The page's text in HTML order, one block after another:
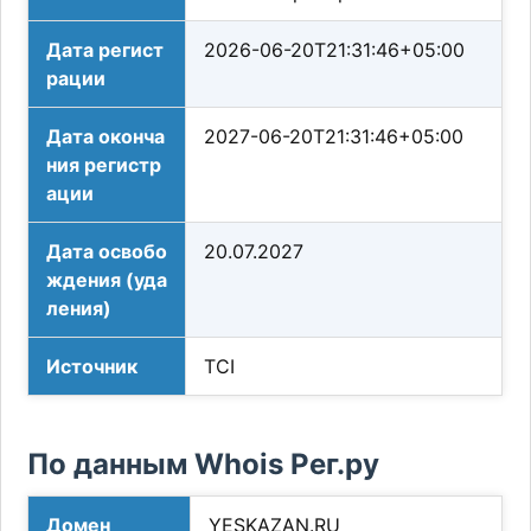
Дата регист
рации
2026-06-20T21:31:46+05:00
Дата оконча
ния регистр
ации
2027-06-20T21:31:46+05:00
Дата освобо
ждения (уда
ления)
20.07.2027
Источник TCI
По данным Whois Рег.ру
Домен YESKAZAN.RU